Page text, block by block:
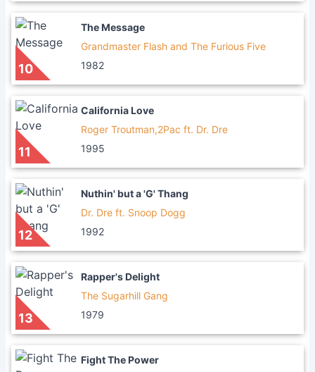
10
The Message
Grandmaster Flash and The Furious Five
1982
11
California Love
Roger Troutman,2Pac ft. Dr. Dre
1995
12
Nuthin' but a 'G' Thang
Dr. Dre ft. Snoop Dogg
1992
13
Rapper's Delight
The Sugarhill Gang
1979
Fight The Power